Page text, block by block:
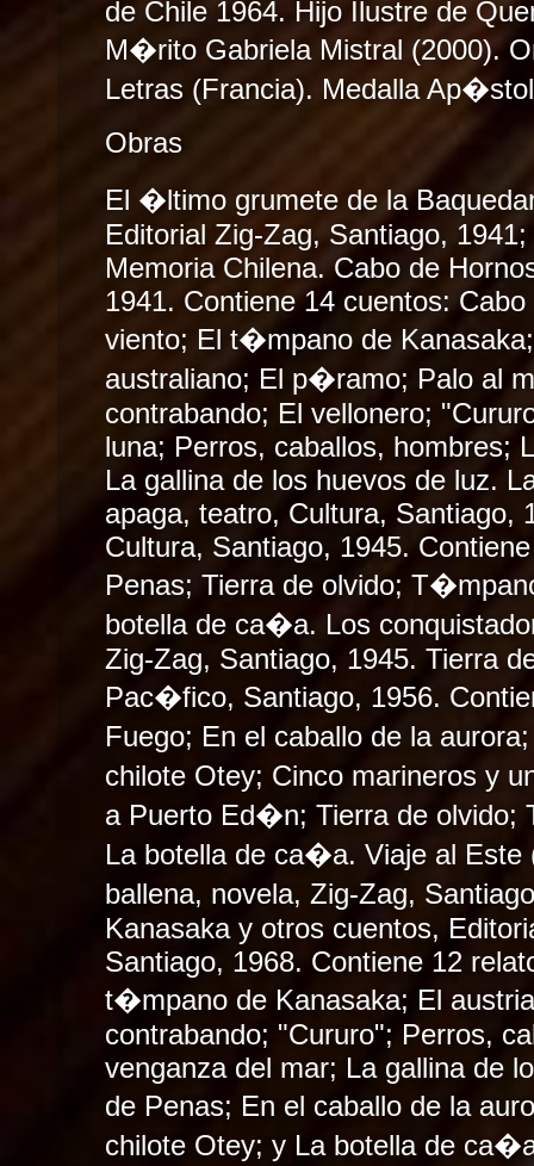
de Chile 1964. Hijo Ilustre de
M�rito Gabriela Mistral (2000).
Letras (Francia). Medalla
Obras
El �ltimo grumete de la
Editorial Zig-Zag, Santiago,
Memoria Chilena. Cabo de
1941. Contiene 14 cuentos:
viento; El t�mpano de
australiano; El p�ramo; Palo al
contrabando; El vellonero;
luna; Perros, caballos, hombres;
La gallina de los huevos de luz.
apaga, teatro, Cultura, Santiago,
Cultura, Santiago, 1945.
Penas; Tierra de olvido;
botella de ca�a. Los
Zig-Zag, Santiago, 1945. Tierra
Pac�fico, Santiago, 1956.
Fuego; En el caballo de la
chilote Otey; Cinco marineros y
a Puerto Ed�n; Tierra de olvido;
La botella de ca�a. Viaje al Este
ballena, novela, Zig-Zag,
Kanasaka y otros cuentos,
Santiago, 1968. Contiene 12
t�mpano de Kanasaka; El
contrabando; "Cururo"; Perros,
venganza del mar; La gallina de
de Penas; En el caballo de la
chilote Otey; y La botella de